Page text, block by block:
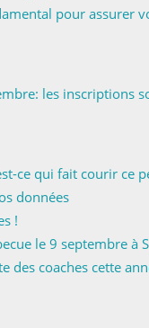
pour assurer
les inscriptions
ce qui fait courir ce
données
!
le 9 septembre à
des coaches cette